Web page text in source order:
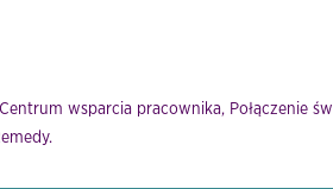
wsparcia pracownika, Połączenie